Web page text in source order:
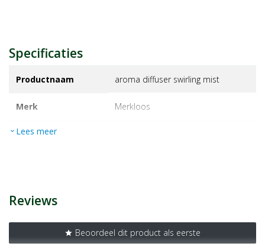
Specificaties
Productnaam aroma diffuser swirling mist
Merk merkloos
EAN
expand_more Lees meer
Reviews
star Beoordeel dit product als eerste